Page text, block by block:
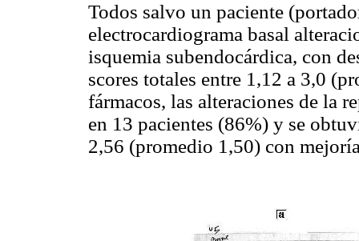
Todos salvo un paciente
electrocardiograma basal
isquemia subendocárdica, con
scores totales entre 1,12 a 3,0
fármacos, las alteraciones de la
en 13 pacientes (86%) y se
2,56 (promedio 1,50) con